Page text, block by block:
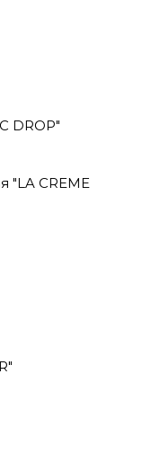
DROP"
"LA CREME